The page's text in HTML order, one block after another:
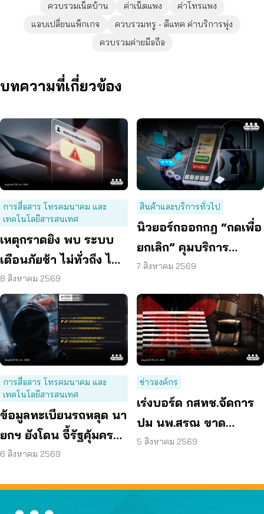
ควบรวมเน็ตบ้าน
ค่าเน็ตแพง
ค่าโทรแพง
แอบเปลี่ยนแพ็กเกจ
ควบรวมทรู - ดีแทค ค่าบริการพุ่ง
ควบรวมค่ายมือถือ
บทความที่เกี่ยวข้อง
การสื่อสาร โทรคมนาคม และ
เทคโนโลยีสารสนเทศ
เหตุกราดยิง พบ ระบบ
เตือนภัยช้า ไม่ทั่วถึง ไม่
ชัดเจน
8 สิงหาคม 2569
สินค้าและบริการทั่วไป
นิวยอร์กออกกฎ “กดเพื่อ
ยกเลิก” คุมบริการ
ออนไลน์ ต่ออายุสมาชิก
7 สิงหาคม 2569
การสื่อสาร โทรคมนาคม และ
เทคโนโลยีสารสนเทศ
ข้อมูลทะเบียนรถหลุด นา
ยกฯ ยังโดน จี้รัฐคุ้มครอง
ข้อมูลส่วนบุคคล
6 สิงหาคม 2569
ข่าวองค์กร
เร่งบอร์ด กสทช.จัดการ
ปม นพ.สรณ ขาด
คุณสมบัติ ตามมติ
5 สิงหาคม 2569